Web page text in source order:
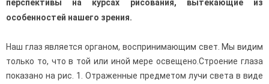
перспективы на курсах рисования, вытекающие из
особенностей нашего зрения.
Наш глаз является органом, воспринимающим свет. Мы видим
только то, что в той или иной мере освещено.Строение глаза
показано на рис. 1. Отраженные предметом лучи света в виде